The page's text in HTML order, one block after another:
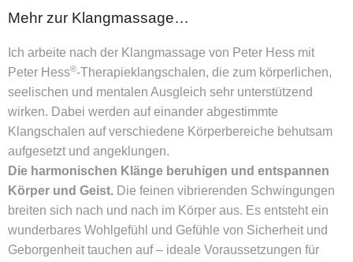
Mehr zur Klangmassage…
Ich arbeite nach der Klangmassage von Peter Hess mit
Peter Hess®-Therapieklangschalen, die zum körperlichen,
seelischen und mentalen Ausgleich sehr unterstützend
wirken. Dabei werden auf einander abgestimmte
Klangschalen auf verschiedene Körperbereiche behutsam
aufgesetzt und angeklungen.
Die harmonischen Klänge beruhigen und entspannen
Körper und Geist. Die feinen vibrierenden Schwingungen
breiten sich nach und nach im Körper aus. Es entsteht ein
wunderbares Wohlgefühl und Gefühle von Sicherheit und
Geborgenheit tauchen auf – ideale Voraussetzungen für